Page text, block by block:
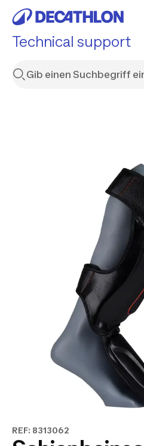
Technical support
REF: 8313062